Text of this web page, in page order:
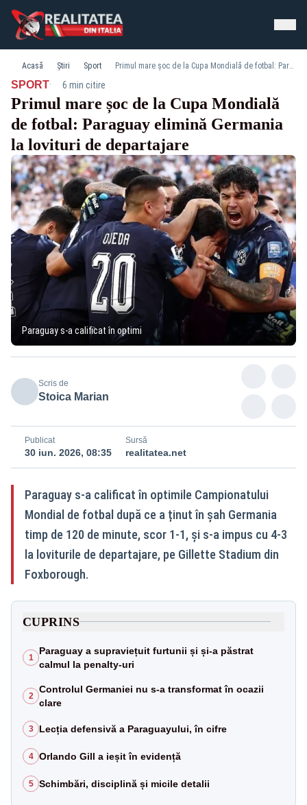
Acasă Știri Sport Primul mare șoc de la Cupa Mondială de fotbal: Paraguay elimină Germania la lovituri de departajare
SPORT· 6 min citire
Primul mare șoc de la Cupa Mondială
de fotbal: Paraguay elimină Germania
la lovituri de departajare
Paraguay s-a calificat în optimi
Scris de
Stoica Marian
Publicat
30 iun. 2026, 08:35
Sursă
realitatea.net
Paraguay s-a calificat în optimile Campionatului
Mondial de fotbal după ce a ținut în șah Germania
timp de 120 de minute, scor 1-1, și s-a impus cu 4-3
la loviturile de departajare, pe Gillette Stadium din
Foxborough.
CUPRINS
1
Paraguay a supraviețuit furtunii și și-a păstrat
calmul la penalty-uri
2
Controlul Germaniei nu s-a transformat în ocazii
clare
3 Lecția defensivă a Paraguayului, în cifre
4 Orlando Gill a ieșit în evidență
5 Schimbări, disciplină și micile detalii